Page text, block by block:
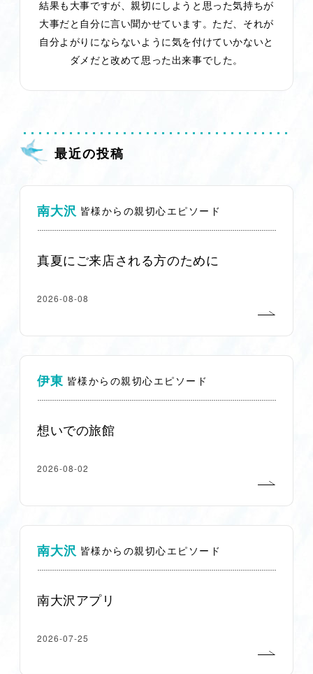
結果も大事ですが、親切にしようと思った気持ちが
大事だと自分に言い聞かせています。ただ、それが
自分よがりにならないように気を付けていかないと
ダメだと改めて思った出来事でした。
最近の投稿
南大沢 皆様からの親切心エピソード
真夏にご来店される方のために
2026-08-08
伊東 皆様からの親切心エピソード
想いでの旅館
2026-08-02
南大沢 皆様からの親切心エピソード
南大沢アプリ
2026-07-25